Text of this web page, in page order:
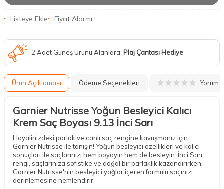
Listeye Ekle Fiyat Alarmı
2 Adet Güneş Ürünü Alanlara Plaj Çantası Hediye
Ürün Açıklaması Ödeme Seçenekleri Yorum
Garnier Nutrisse Yoğun Besleyici Kalıcı
Krem Saç Boyası 9.13 İnci Sarı
Hayalinizdeki parlak ve canlı saç rengine kavuşmanız için
Garnier Nutrisse ile tanışın! Yoğun besleyici özellikleri ve kalıcı
sonuçları ile saçlarınızı hem boyayın hem de besleyin. İnci Sarı
rengi, saçlarınıza sofistike ve doğal bir parlaklık kazandırırken,
Garnier Nutrisse'nin besleyici yağlar içeren formülü saçınızı
derinlemesine nemlendirir.